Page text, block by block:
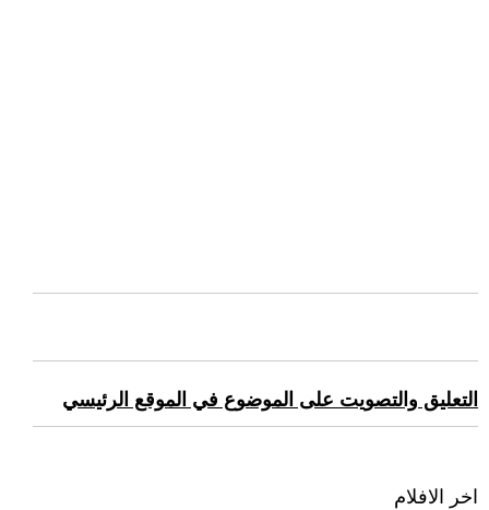
التعليق والتصويت على الموضوع في الموقع الرئيسي
اخر الافلام